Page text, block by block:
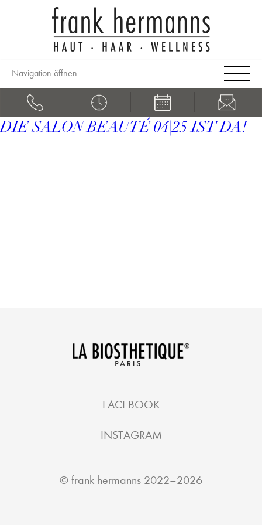
Navigation öffnen
DIE SALON BEAUTÉ 04|25 IST DA!
© frank hermanns 2022–2026
FACEBOOK
INSTAGRAM